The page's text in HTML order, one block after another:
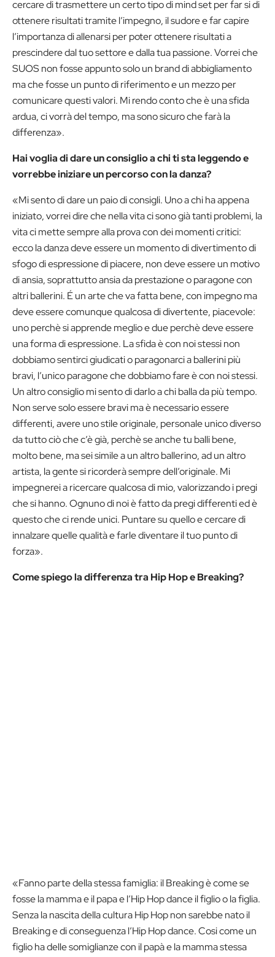
cercare di trasmettere un certo tipo di mind set per far si di
ottenere risultati tramite l’impegno, il sudore e far capire
l’importanza di allenarsi per poter ottenere risultati a
prescindere dal tuo settore e dalla tua passione. Vorrei che
SUOS non fosse appunto solo un brand di abbigliamento
ma che fosse un punto di riferimento e un mezzo per
comunicare questi valori. Mi rendo conto che è una sfida
ardua, ci vorrà del tempo, ma sono sicuro che farà la
differenza».
Hai voglia di dare un consiglio a chi ti sta leggendo e
vorrebbe iniziare un percorso con la danza?
«Mi sento di dare un paio di consigli. Uno a chi ha appena
iniziato, vorrei dire che nella vita ci sono già tanti problemi, la
vita ci mette sempre alla prova con dei momenti critici:
ecco la danza deve essere un momento di divertimento di
sfogo di espressione di piacere, non deve essere un motivo
di ansia, soprattutto ansia da prestazione o paragone con
altri ballerini. É un arte che va fatta bene, con impegno ma
deve essere comunque qualcosa di divertente, piacevole:
uno perchè si apprende meglio e due perchè deve essere
una forma di espressione. La sfida è con noi stessi non
dobbiamo sentirci giudicati o paragonarci a ballerini più
bravi, l’unico paragone che dobbiamo fare è con noi stessi.
Un altro consiglio mi sento di darlo a chi balla da più tempo.
Non serve solo essere bravi ma è necessario essere
differenti, avere uno stile originale, personale unico diverso
da tutto ciò che c’è già, perchè se anche tu balli bene,
molto bene, ma sei simile a un altro ballerino, ad un altro
artista, la gente si ricorderà sempre dell’originale. Mi
impegnerei a ricercare qualcosa di mio, valorizzando i pregi
che si hanno. Ognuno di noi è fatto da pregi differenti ed è
questo che ci rende unici. Puntare su quello e cercare di
innalzare quelle qualità e farle diventare il tuo punto di
forza».
Come spiego la differenza tra Hip Hop e Breaking?
«Fanno parte della stessa famiglia: il Breaking è come se
fosse la mamma e il papa e l’Hip Hop dance il figlio o la figlia.
Senza la nascita della cultura Hip Hop non sarebbe nato il
Breaking e di conseguenza l’Hip Hop dance. Cosi come un
figlio ha delle somiglianze con il papà e la mamma stessa